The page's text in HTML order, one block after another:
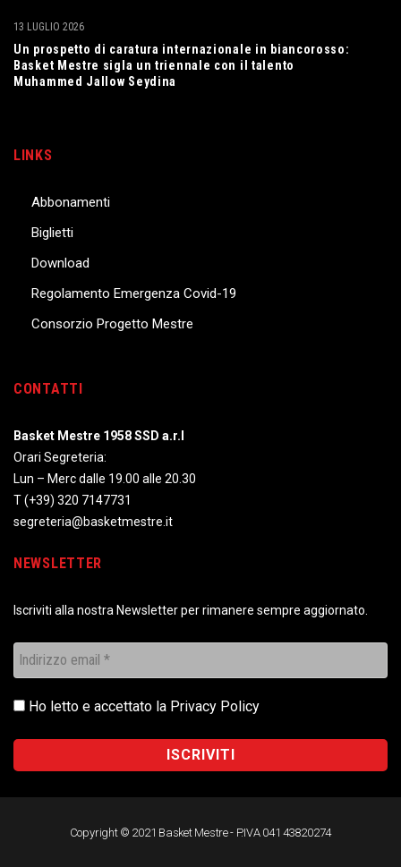
Un prospetto di caratura internazionale in biancorosso:
Basket Mestre sigla un triennale con il talento
Muhammed Jallow Seydina
13 LUGLIO 2026
LINKS
Abbonamenti
Biglietti
Download
Regolamento Emergenza Covid-19
Consorzio Progetto Mestre
CONTATTI
Basket Mestre 1958 SSD a.r.l
Orari Segreteria:
Lun – Merc dalle 19.00 alle 20.30
T(+39) 320 7147731
segreteria@basketmestre.it
NEWSLETTER
Iscriviti alla nostra Newsletter per rimanere sempre aggiornato.
Ho letto e accettato la Privacy Policy
Copyright © 2021 Basket Mestre - P.IVA 041 43820274